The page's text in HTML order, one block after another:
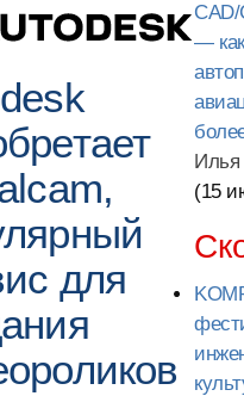
для
—
(15